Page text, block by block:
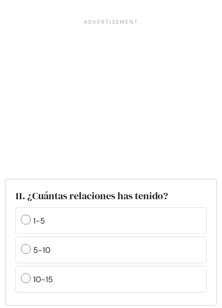
11. ¿Cuántas relaciones has tenido?
1-5
5-10
10-15